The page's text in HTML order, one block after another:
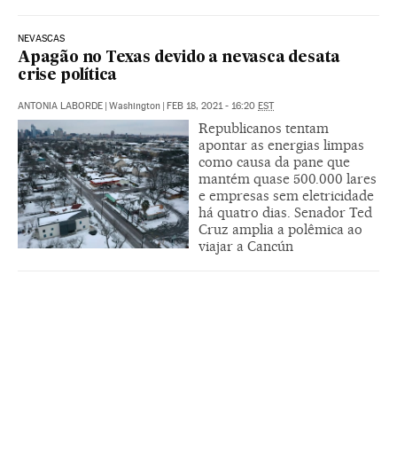
NEVASCAS
Apagão no Texas devido a nevasca desata
crise política
ANTONIA LABORDE | Washington | FEB 18, 2021 - 16:20 EST
Republicanos tentam
apontar as energias limpas
como causa da pane que
mantém quase 500.000 lares
e empresas sem eletricidade
há quatro dias. Senador Ted
Cruz amplia a polêmica ao
viajar a Cancún